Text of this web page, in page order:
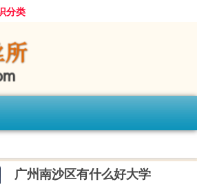
分类
广州南沙区有什么好大学